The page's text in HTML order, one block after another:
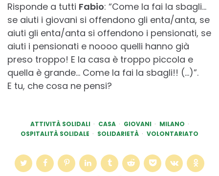
Risponde a tutti Fabio: “Come la fai la sbagli…
se aiuti i giovani si offendono gli enta/anta, se
aiuti gli enta/anta si offendono i pensionati, se
aiuti i pensionati e noooo quelli hanno già
preso troppo! E la casa è troppo piccola e
quella è grande… Come la fai la sbagli!! (…)”.
E tu, che cosa ne pensi?
ATTIVITÀ SOLIDALI CASA GIOVANI
MILANO
OSPITALITÀ SOLIDALE
SOLIDARIETÀ VOLONTARIATO